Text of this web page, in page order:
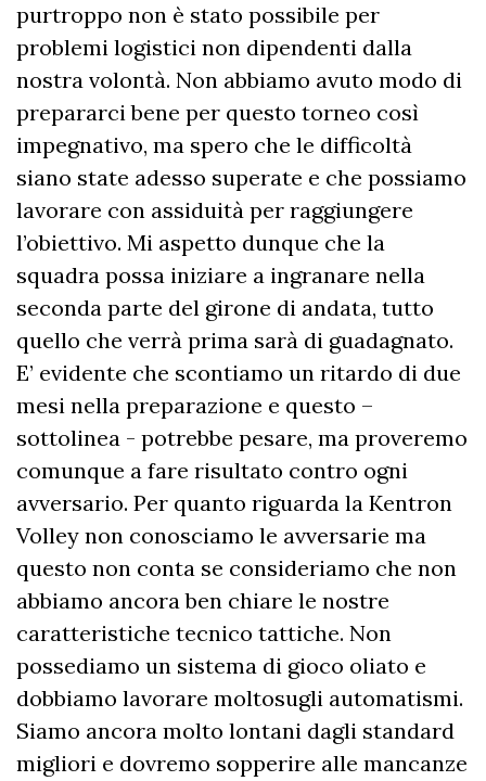
purtroppo non è stato possibile per
problemi logistici non dipendenti dalla
nostra volontà. Non abbiamo avuto modo di
prepararci bene per questo torneo così
impegnativo, ma spero che le difficoltà
siano state adesso superate e che possiamo
lavorare con assiduità per raggiungere
l’obiettivo. Mi aspetto dunque che la
squadra possa iniziare a ingranare nella
seconda parte del girone di andata, tutto
quello che verrà prima sarà di guadagnato.
E’ evidente che scontiamo un ritardo di due
mesi nella preparazione e questo –
sottolinea - potrebbe pesare, ma proveremo
comunque a fare risultato contro ogni
avversario. Per quanto riguarda la Kentron
Volley non conosciamo le avversarie ma
questo non conta se consideriamo che non
abbiamo ancora ben chiare le nostre
caratteristiche tecnico tattiche. Non
possediamo un sistema di gioco oliato e
dobbiamo lavorare moltosugli automatismi.
Siamo ancora molto lontani dagli standard
migliori e dovremo sopperire alle mancanze